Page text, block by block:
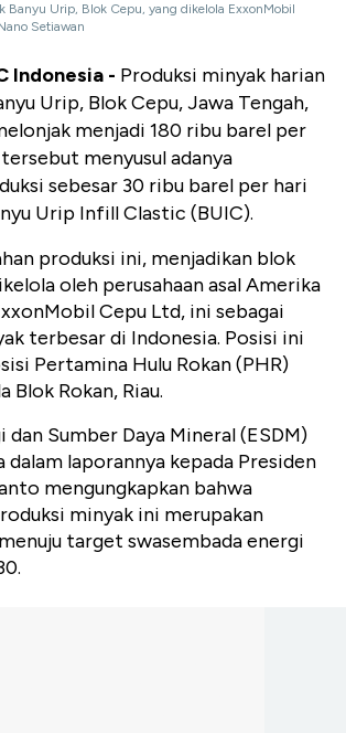
Banyu Urip, Blok Cepu, yang dikelola ExxonMobil
Setiawan
Indonesia - Produksi minyak harian
Urip, Blok Cepu, Jawa Tengah,
menjadi 180 ribu barel per
menyusul adanya
sebesar 30 ribu barel per hari
Urip Infill Clastic (BUIC).
produksi ini, menjadikan blok
oleh perusahaan asal Amerika
Cepu Ltd, ini sebagai
terbesar di Indonesia. Posisi ini
Pertamina Hulu Rokan (PHR)
Blok Rokan, Riau.
Sumber Daya Mineral (ESDM)
dalam laporannya kepada Presiden
mengungkapkan bahwa
minyak ini merupakan
target swasembada energi